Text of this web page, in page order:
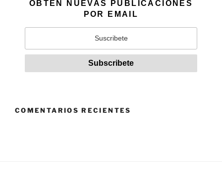
OBTÉN NUEVAS PUBLICACIONES
POR EMAIL
COMENTARIOS RECIENTES